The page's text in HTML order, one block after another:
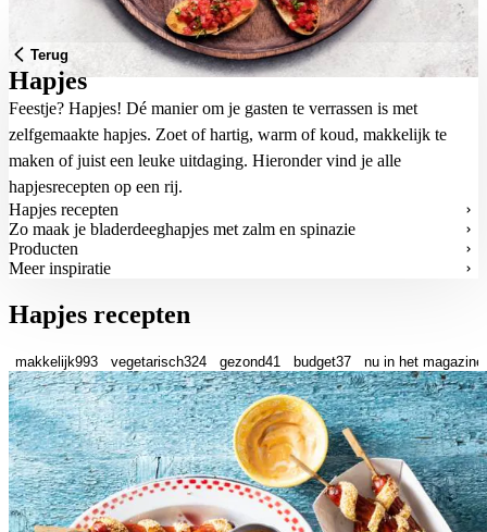
Terug
Hapjes
Feestje? Hapjes! Dé manier om je gasten te verrassen is met
zelfgemaakte hapjes. Zoet of hartig, warm of koud, makkelijk te
maken of juist een leuke uitdaging. Hieronder vind je alle
hapjesrecepten op een rij.
Hapjes recepten
Zo maak je bladerdeeghapjes met zalm en spinazie
Producten
Meer inspiratie
Hapjes recepten
makkelijk993 vegetarisch324 gezond41 budget37 nu in het magazine